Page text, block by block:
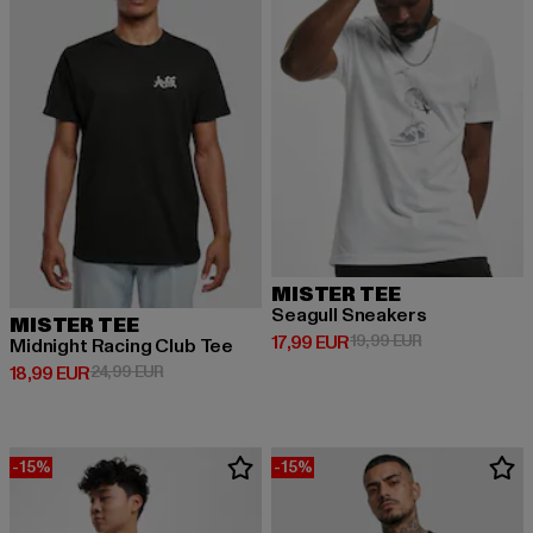
MISTER TEE
Midnight Racing Club Tee
18,99 EUR
Derzeitiger Preis: 18,99 EUR
24,99 EURAktionspreis: 24,99 EUR
MISTER TEE
Seagull Sneakers
17,99 EUR
Derzeitiger Preis: 17,99 EUR
19,99 EURAktionspreis:
-15% -15%